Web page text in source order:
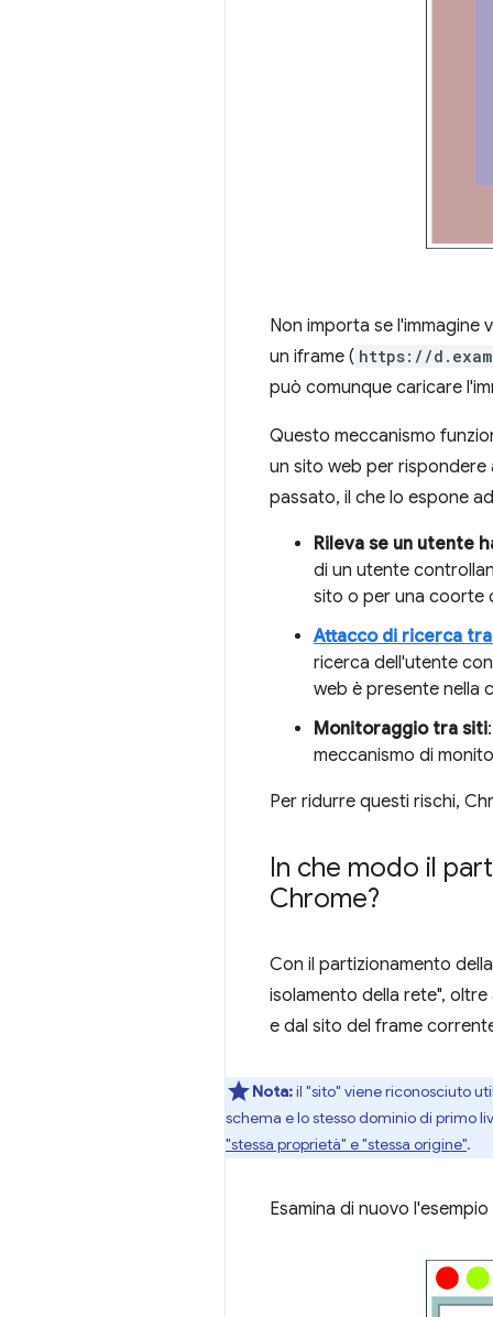
Non importa se l'immagine
un iframe ( https://
può comunque caricare
Questo meccanismo
un sito web per rispondere
passato, il che lo espone
Rileva se un utente
di un utente
sito o per una coorte
Attacco di ricerca
ricerca dell'utente
web è presente nella
Monitoraggio tra siti
meccanismo di
Per ridurre questi rischi,
In che modo il
Chrome?
Con il partizionamento
isolamento della rete",
e dal sito del frame
Nota:il "sito" viene riconosciuto
schema e lo stesso dominio di primo
"stessa proprietà" e "stessa origine".
Esamina di nuovo